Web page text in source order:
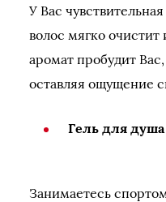
У Вас
волос мягко
аромат пробудит
оставляя ощущение
Гель для душа
Занимаетесь